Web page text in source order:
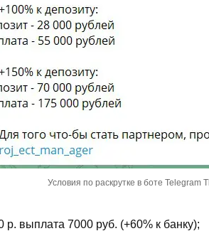
Условия по раскрутке в боте Telegram
р. выплата 7000 руб. (+60% к банку);